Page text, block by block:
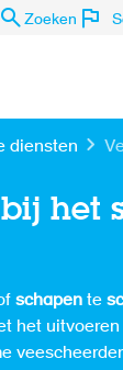
Zoeken
diensten
het
schapen te
het